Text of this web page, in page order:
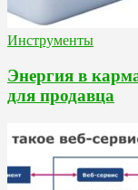
Инструменты
Энергия в
для продавца